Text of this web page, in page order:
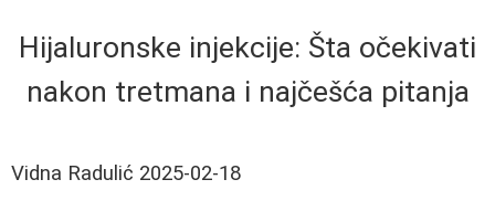
Hijaluronske injekcije: Šta očekivati
nakon tretmana i najčešća pitanja
Vidna Radulić 2025-02-18